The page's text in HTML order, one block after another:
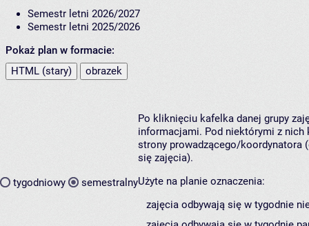
Semestr letni 2026/2027
Semestr letni 2025/2026
Pokaż plan w formacie:
HTML (stary)
obrazek
tygodniowy semestralny
Po kliknięciu kafelka danej grupy
informacjami. Pod niektórymi z nich
strony prowadzącego/koordynatora
się zajęcia).
Użyte na planie oznaczenia:
zajęcia odbywają się w tygodnie